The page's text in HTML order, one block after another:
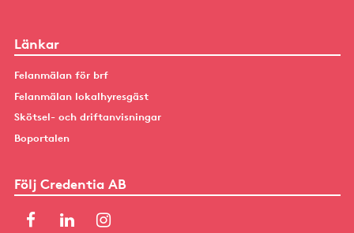
Länkar
Felanmälan för brf
Felanmälan lokalhyresgäst
Skötsel- och driftanvisningar
Boportalen
Följ Credentia AB